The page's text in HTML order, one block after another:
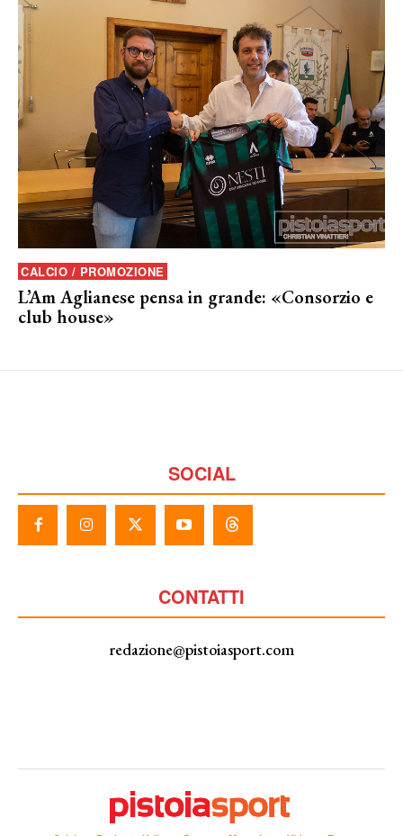
CALCIO / PROMOZIONE
L’Am Aglianese pensa in grande: «Consorzio e
club house»
SOCIAL
CONTATTI
redazione@pistoiasport.com